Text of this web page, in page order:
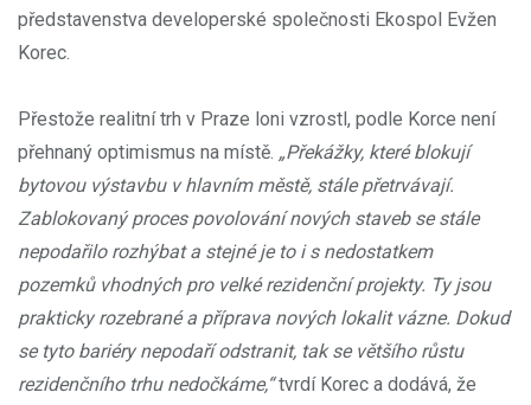
představenstva developerské společnosti Ekospol Evžen
Korec.
Přestože realitní trh v Praze loni vzrostl, podle Korce není
přehnaný optimismus na místě. „Překážky, které blokují
bytovou výstavbu v hlavním městě, stále přetrvávají.
Zablokovaný proces povolování nových staveb se stále
nepodařilo rozhýbat a stejné je to i s nedostatkem
pozemků vhodných pro velké rezidenční projekty. Ty jsou
prakticky rozebrané a příprava nových lokalit vázne. Dokud
se tyto bariéry nepodaří odstranit, tak se většího růstu
rezidenčního trhu nedočkáme,“tvrdí Korec a dodává, že